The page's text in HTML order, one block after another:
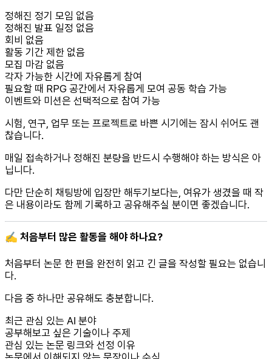
정해진 정기 모임 없음
정해진 발표 일정 없음
회비 없음
활동 기간 제한 없음
모집 마감 없음
각자 가능한 시간에 자유롭게 참여
필요할 때 RPG 공간에서 자유롭게 모여 공동 학습 가능
이벤트와 미션은 선택적으로 참여 가능
시험, 연구, 업무 또는 프로젝트로 바쁜 시기에는 잠시 쉬어도 괜
찮습니다.
매일 접속하거나 정해진 분량을 반드시 수행해야 하는 방식은 아
닙니다.
다만 단순히 채팅방에 입장만 해두기보다는, 여유가 생겼을 때 작
은 내용이라도 함께 기록하고 공유해주실 분이면 좋겠습니다.
✍️ 처음부터 많은 활동을 해야 하나요?
처음부터 논문 한 편을 완전히 읽고 긴 글을 작성할 필요는 없습니
다.
다음 중 하나만 공유해도 충분합니다.
최근 관심 있는 AI 분야
공부해보고 싶은 기술이나 주제
관심 있는 논문 링크와 선정 이유